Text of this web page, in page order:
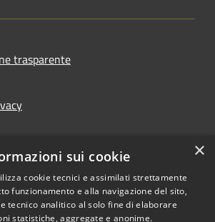
trasparente
accessibilità
×
sui cookie
cookie tecnici e assimilati strettamente
funzionamento e alla navigazione del sito,
tecnico analitico al solo fine di elaborare
statistiche, aggregate e anonime.